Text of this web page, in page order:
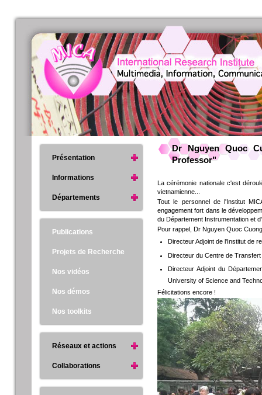
Dr Nguyen Quoc
Professor"
La cérémonie nationale c'est
vietnamienne...
Tout le personnel de l'Institut
engagement fort dans le
du Département Instrumentation et
Pour rappel, Dr Nguyen Quoc
Directeur Adjoint de l'Institut de
Directeur du Centre de
Directeur Adjoint du
University of Science and
Félicitations encore !
Présentation
Informations
Départements
Publications
Projets de Recherche
Nos vidéos
Nos démos
Nos toolkits
Réseaux et actions
Collaborations